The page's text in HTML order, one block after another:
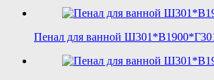
Пенал для ванной